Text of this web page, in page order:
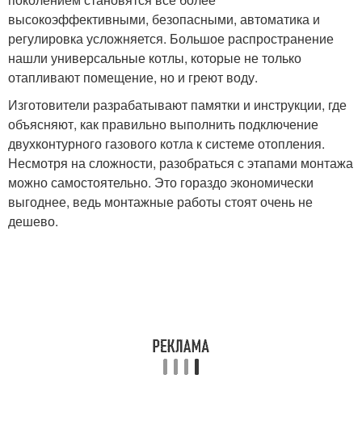
высокоэффективными, безопасными, автоматика и
регулировка усложняется. Большое распространение
нашли универсальные котлы, которые не только
отапливают помещение, но и греют воду.
Изготовители разрабатывают памятки и инструкции, где
объясняют, как правильно выполнить подключение
двухконтурного газового котла к системе отопления.
Несмотря на сложности, разобраться с этапами монтажа
можно самостоятельно. Это гораздо экономически
выгоднее, ведь монтажные работы стоят очень не
дешево.